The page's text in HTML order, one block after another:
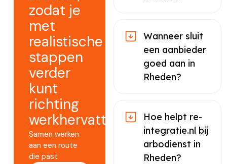
zodat je
met
realistische
stappen
verder
kunt
richting
werkhervatting.
Samen werken
aan een route
die past
Wanneer sluit
een aanbieder
goed aan in
Rheden?
Hoe helpt re-
integratie.nl bij
arbodienst in
Rheden?